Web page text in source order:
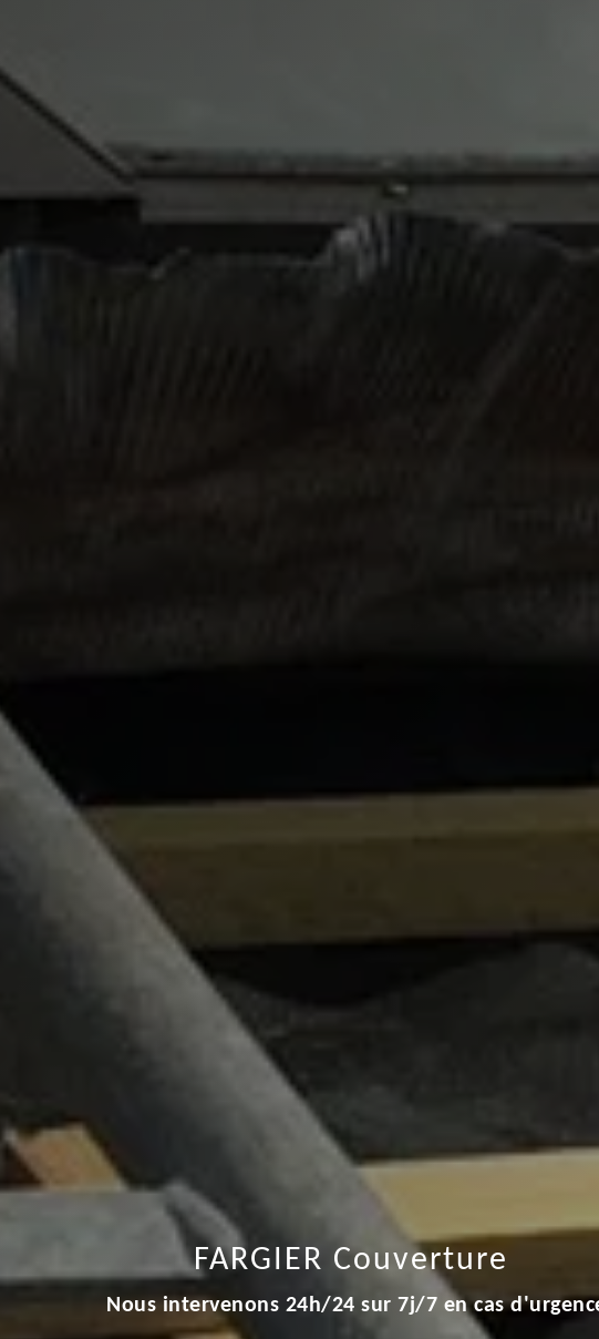
FARGIER Couverture
Nous intervenons 24h/24 sur 7j/7 en cas